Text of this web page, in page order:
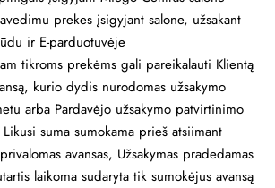
prekes įsigyjant salone, užsakant
ir E-parduotuvėje
tikroms prekėms gali pareikalauti Klientą
kurio dydis nurodomas užsakymo
arba Pardavėjo užsakymo patvirtinimo
suma sumokama prieš atsiimant
avansas, Užsakymas pradedamas
laikoma sudaryta tik sumokėjus avansą